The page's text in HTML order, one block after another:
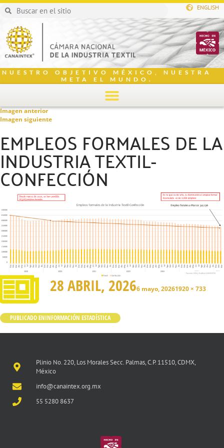
ENGLISH
NUESTRO OBJETIVO MÉXICO, NUESTRA
META EL MUNDO.
Imagen anterior
Imagen siguiente
EMPLEOS FORMALES DE LA
INDUSTRIA TEXTIL-
CONFECCIÓN
28 ABRIL, 20266 mayo, 20261920 × 733
PUBLICADO ENINFORMACIÓN ESTADÍSTICA
Plinio No. 220, Los Morales Secc. Palmas, C.P. 11510, CDMX,
México
info@canaintex.org.mx
55 5280 8637